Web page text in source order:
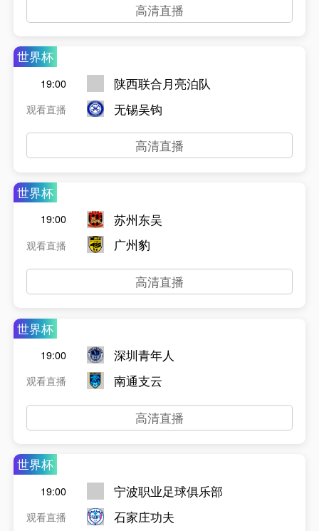
高清直播
世界杯
19:00
观看直播
陕西联合月亮泊队
无锡吴钩
高清直播
世界杯
19:00
观看直播
苏州东吴
广州豹
高清直播
世界杯
19:00
观看直播
深圳青年人
南通支云
高清直播
世界杯
19:00
观看直播
宁波职业足球俱乐部
石家庄功夫